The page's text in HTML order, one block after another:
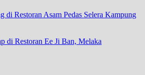
di Restoran Asam Pedas Selera Kampung
di Restoran Ee Ji Ban, Melaka